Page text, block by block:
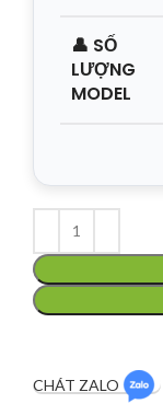
👤 SỐ
LƯỢNG
MODEL
CHÁT ZALO